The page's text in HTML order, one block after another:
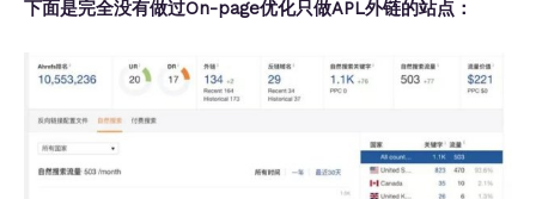
下面是完全没有做过On-page优化只做APL外链的站点：